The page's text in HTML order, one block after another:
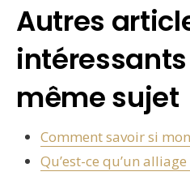
Autres
même sujet
Comment savoir si
Qu’est-ce qu’un